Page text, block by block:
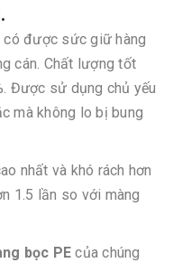
được sức giữ hàng
cán. Chất lượng tốt
Được sử dụng chủ yếu
mà không lo bị bung
nhất và khó rách hơn
1.5 lần so với màng
bọc PEcủa chúng